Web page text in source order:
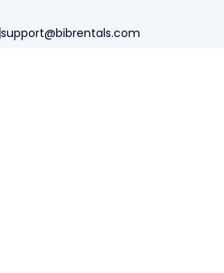
support@bibrentals.com